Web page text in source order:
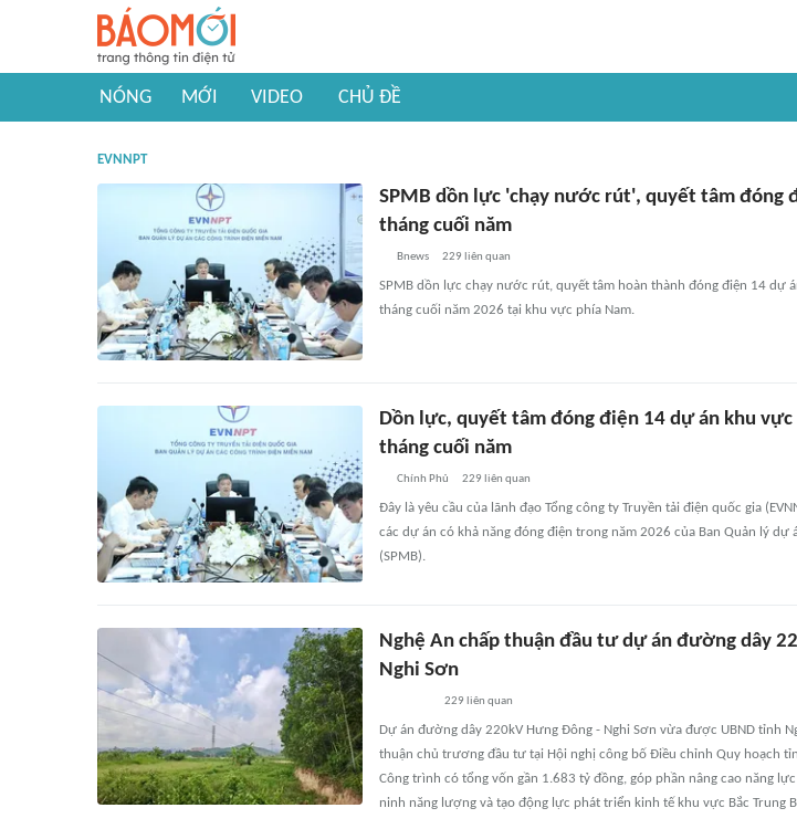
NÓNG MỚI VIDEO CHỦ ĐỀ
EVNNPT
SPMB dồn lực 'chạy nước rút', quyết tâm đóng
tháng cuối năm
Bnews 229 liên quan
SPMB dồn lực chạy nước rút, quyết tâm hoàn thành đóng điện 14 dự
tháng cuối năm 2026 tại khu vực phía Nam.
Dồn lực, quyết tâm đóng điện 14 dự án khu
tháng cuối năm
Chính Phủ 229 liên quan
Đây là yêu cầu của lãnh đạo Tổng công ty Truyền tải điện quốc gia
các dự án có khả năng đóng điện trong năm 2026 của Ban Quản lý dự
(SPMB).
Nghệ An chấp thuận đầu tư dự án đường dây
Nghi Sơn
229 liên quan
Dự án đường dây 220kV Hưng Đông - Nghi Sơn vừa được UBND tỉnh
thuận chủ trương đầu tư tại Hội nghị công bố Điều chỉnh Quy hoạch
Công trình có tổng vốn gần 1.683 tỷ đồng, góp phần nâng cao năng
ninh năng lượng và tạo động lực phát triển kinh tế khu vực Bắc Trung